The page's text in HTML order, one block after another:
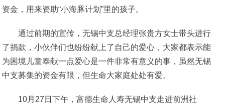
资金，用来资助“小海豚计划”里的孩子。
通过前期的宣传，无锡中支总经理张贵方女士带头进行
了捐款，小伙伴们也纷纷献上了自己的爱心，大家都表示能
为困境儿童奉献一点爱心是一件非常有意义的事，虽然无锡
中支募集的资金有限，但生命大家庭处处有爱。
10月27日下午，富德生命人寿无锡中支走进前洲社